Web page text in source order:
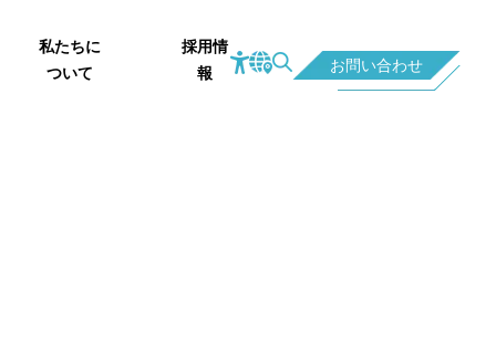
私たちに
ついて
採用情
報
お問い合わせ